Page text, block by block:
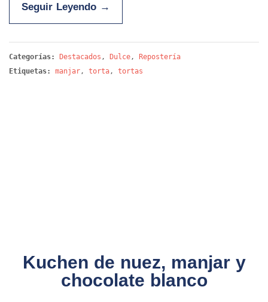
Seguir Leyendo →
Categorías: Destacados , Dulce,
Repostería
Etiquetas:
manjar, torta, tortas
Kuchen de nuez, manjar y
chocolate blanco